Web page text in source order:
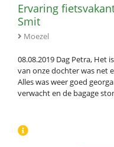
Ervaring
Smit
Moezel
08.08.2019 Dag Petra, Het
van onze dochter was net
Alles was weer goed
verwacht en de bagage